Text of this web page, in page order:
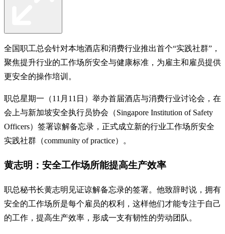
全国职工总会针对本地酒店和消费行业推出首个“实践社群”，
聚焦提升行业的工作场所安全与健康标准，为雇主和雇员提供
更安全的操作培训。
职总星期一（11月11日）举办首届酒店与消费行业讨论会，在
会上与新加坡安全执行员协会（Singapore Institution of Safety
Officers）签署谅解备忘录，正式成立新的行业工作场所安全
实践社群（community of practice）。
黄志明：安全工作场所能提高生产效率
职总秘书长黄志明见证谅解备忘录的签署。他致辞时说，拥有
安全的工作场所是每个雇员的权利，这样他们才能专注于自己
的工作，提高生产效率，形成一支有韧性的劳动团队。